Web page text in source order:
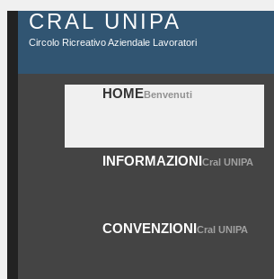
CRAL UNIPA
Circolo Ricreativo Aziendale Lavoratori
HOMEBenvenuti
INFORMAZIONICral UNIPA
CONVENZIONICral UNIPA